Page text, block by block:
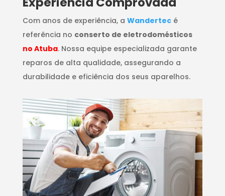
Com anos de experiência, a Wandertecé
referência no conserto de eletrodomésticos
no Atuba. Nossa equipe especializada garante
reparos de alta qualidade, assegurando a
durabilidade e eficiência dos seus aparelhos.